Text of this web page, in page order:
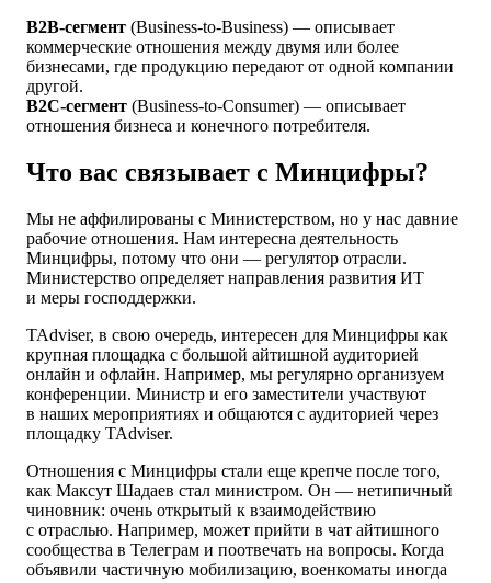
B2B-сегмент (Business-to-Business) — описывает
коммерческие отношения между двумя или более
бизнесами, где продукцию передают от одной компании
другой.
B2C-сегмент (Business-to-Consumer) — описывает
отношения бизнеса и конечного потребителя.
Что вас связывает с Минцифры?
Мы не аффилированы с Министерством, но у нас давние
рабочие отношения. Нам интересна деятельность
Минцифры, потому что они — регулятор отрасли.
Министерство определяет направления развития ИТ
и меры господдержки.
TAdviser, в свою очередь, интересен для Минцифры как
крупная площадка с большой айтишной аудиторией
онлайн и офлайн. Например, мы регулярно организуем
конференции. Министр и его заместители участвуют
в наших мероприятиях и общаются с аудиторией через
площадку TAdviser.
Отношения с Минцифры стали еще крепче после того,
как Максут Шадаев стал министром. Он — нетипичный
чиновник: очень открытый к взаимодействию
с отраслью. Например, может прийти в чат айтишного
сообщества в Телеграм и поотвечать на вопросы. Когда
объявили частичную мобилизацию, военкоматы иногда